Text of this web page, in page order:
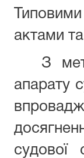
актами
З
апарату
судової